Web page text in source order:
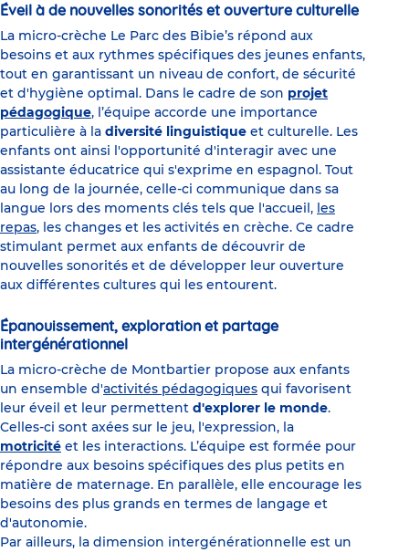
Éveil à de nouvelles sonorités et ouverture culturelle
La micro-crèche Le Parc des Bibie’s répond aux
besoins et aux rythmes spécifiques des jeunes enfants,
tout en garantissant un niveau de confort, de sécurité
et d'hygiène optimal. Dans le cadre de son projet
pédagogique, l’équipe accorde une importance
particulière à la diversité linguistique et culturelle. Les
enfants ont ainsi l'opportunité d'interagir avec une
assistante éducatrice qui s'exprime en espagnol. Tout
au long de la journée, celle-ci communique dans sa
langue lors des moments clés tels que l'accueil, les
repas, les changes et les activités en crèche. Ce cadre
stimulant permet aux enfants de découvrir de
nouvelles sonorités et de développer leur ouverture
aux différentes cultures qui les entourent.
Épanouissement, exploration et partage
intergénérationnel
La micro-crèche de Montbartier propose aux enfants
un ensemble d'activités pédagogiques qui favorisent
leur éveil et leur permettent d'explorer le monde.
Celles-ci sont axées sur le jeu, l'expression, la
motricité et les interactions. L’équipe est formée pour
répondre aux besoins spécifiques des plus petits en
matière de maternage. En parallèle, elle encourage les
besoins des plus grands en termes de langage et
d'autonomie.
Par ailleurs, la dimension intergénérationnelle est un